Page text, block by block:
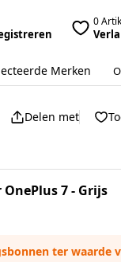
0
Merken
Delen met
7 - Grijs
ter waarde